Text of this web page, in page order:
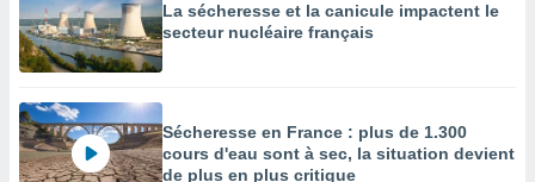
La sécheresse et la canicule impactent le
secteur nucléaire français
Sécheresse en France : plus de 1.300
cours d'eau sont à sec, la situation devient
de plus en plus critique